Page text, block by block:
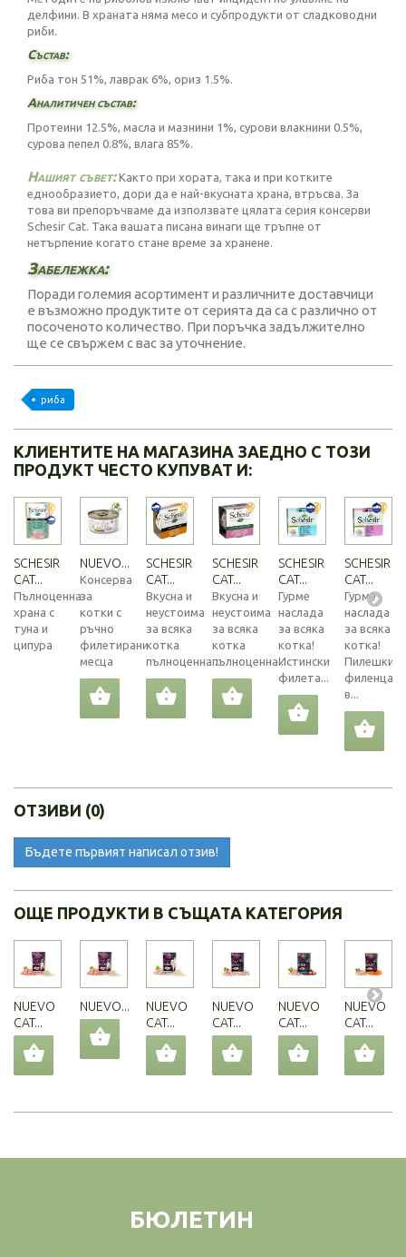
делфини. В храната няма месо и субпродукти от сладководни
риби.
Състав:
Риба тон 51%, лаврак 6%, ориз 1.5%.
Аналитичен състав:
Протеини 12.5%, масла и мазнини 1%, сурови влакнини 0.5%,
сурова пепел 0.8%, влага 85%.
Нашият съвет:Както при хората, така и при котките
еднообразието, дори да е най-вкусната храна, втръсва. За
това ви препоръчваме да използвате цялата серия консерви
Schesir Cat. Така вашата писана винаги ще тръпне от
нетърпение когато стане време за хранене.
Забележка:
Поради големия асортимент и различните доставчици
е възможно продуктите от серията да са с различно от
посоченото количество. При поръчка задължително
ще се свържем с вас за уточнение.
риба
КЛИЕНТИТЕ НА МАГАЗИНА ЗАЕДНО С ТОЗИ
ПРОДУКТ ЧЕСТО КУПУВАТ И:
SCHESIR
CAT...
Пълноценна
храна с
туна и
ципура
NUEVO...
Консерва
за
котки с
ръчно
филетирани
месца
SCHESIR
CAT...
Вкусна и
неустоима
за всяка
котка
пълноценна...
SCHESIR
CAT...
Вкусна и
неустоима
за всяка
котка
пълноценна...
SCHESIR
CAT...
Гурме
наслада
за всяка
котка!
Истински
филета...
SCHESIR
CAT...
Гурме
наслада
за всяка
котка!
Пилешки
филенца
в...
ОТЗИВИ (0)
Бъдете първият написал отзив!
ОЩЕ ПРОДУКТИ В СЪЩАТА КАТЕГОРИЯ
NUEVO
CAT...
NUEVO...
NUEVO
CAT...
NUEVO
CAT...
NUEVO
CAT...
NUEVO
CAT...
БЮЛЕТИН